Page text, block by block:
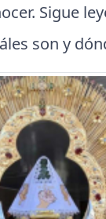
Sigue
son y